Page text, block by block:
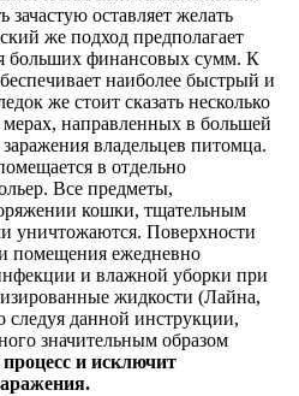
оставляет желать
же подход предполагает
больших финансовых сумм. К
наиболее быстрый и
же стоит сказать несколько
направленных в большей
владельцев питомца.
в отдельно
Все предметы,
кошки, тщательным
уничтожаются. Поверхности
помещения ежедневно
и влажной уборки при
жидкости (Лайна,
данной инструкции,
значительным образом
и исключит